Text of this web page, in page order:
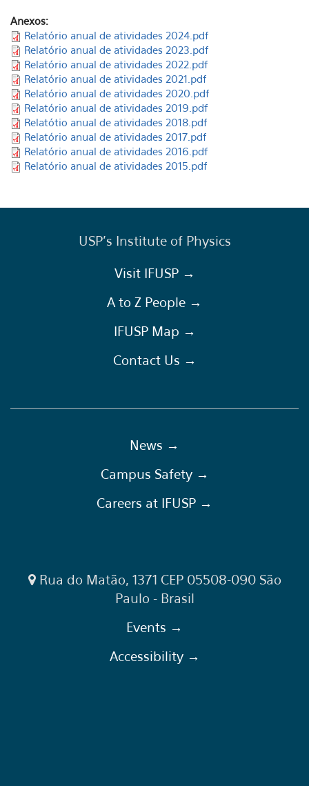
Anexos:
Relatório anual de atividades 2024.pdf
Relatório anual de atividades 2023.pdf
Relatório anual de atividades 2022.pdf
Relatório anual de atividades 2021.pdf
Relatório anual de atividades 2020.pdf
Relatório anual de atividades 2019.pdf
Relatótio anual de atividades 2018.pdf
Relatório anual de atividades 2017.pdf
Relatório anual de atividades 2016.pdf
Relatório anual de atividades 2015.pdf
USP's Institute of Physics
Visit IFUSP →
A to Z People →
IFUSP Map →
Contact Us →
News →
Campus Safety →
Careers at IFUSP →
Rua do Matão, 1371 CEP 05508-090 São
Paulo - Brasil
Events →
Accessibility →